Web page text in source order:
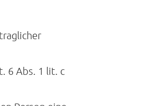
6 Abs. 1 lit. c